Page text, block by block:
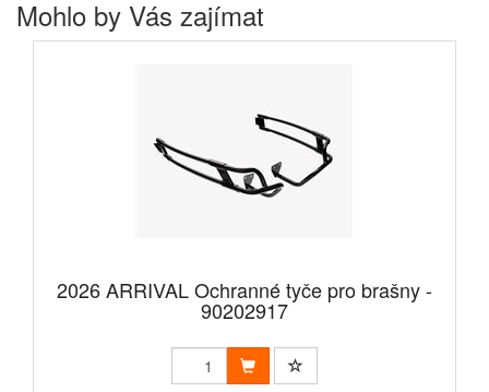
Mohlo by Vás zajímat
2026 ARRIVAL Ochranné tyče pro brašny -
90202917